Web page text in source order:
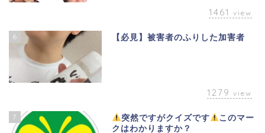
1461 view
6 【必見】被害者のふりした加害者
1279 view
7 突然ですがクイズです
このマー
クはわかりますか？